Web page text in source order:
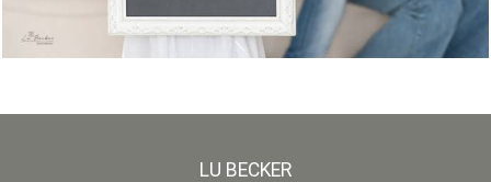
LU BECKER